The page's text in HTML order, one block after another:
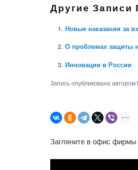
Другие Записи
Новые наказания за
О проблемах защиты
Инновации в России
Запись опубликована автором
Загляните в офис